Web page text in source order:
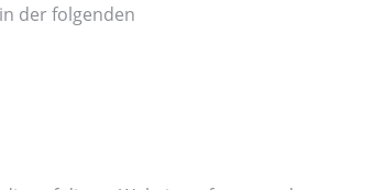
der folgenden